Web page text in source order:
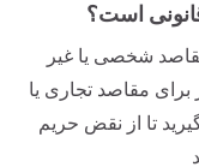
قانونی است؟
مقاصد شخصی یا غیر
برای مقاصد تجاری یا
تا از نقض حریم